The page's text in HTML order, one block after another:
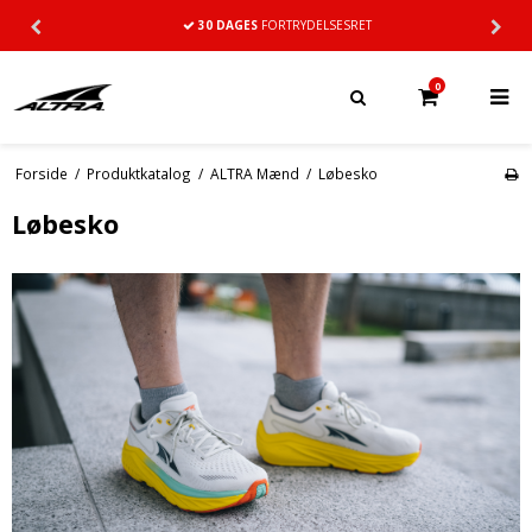
30 DAGESFORTRYDELSESRET
0
Forside / Produktkatalog / ALTRA Mænd / Løbesko
Løbesko
Neutral Stability